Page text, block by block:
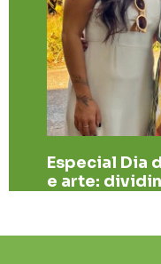
Especial Dia
e arte: